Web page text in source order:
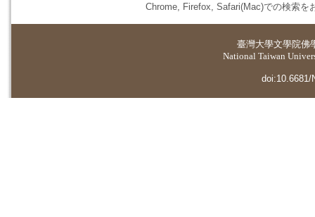
Chrome, Firefox, Safari(Mac)での検索を
臺灣大學文學院佛
National Taiwan
doi:10.6681/